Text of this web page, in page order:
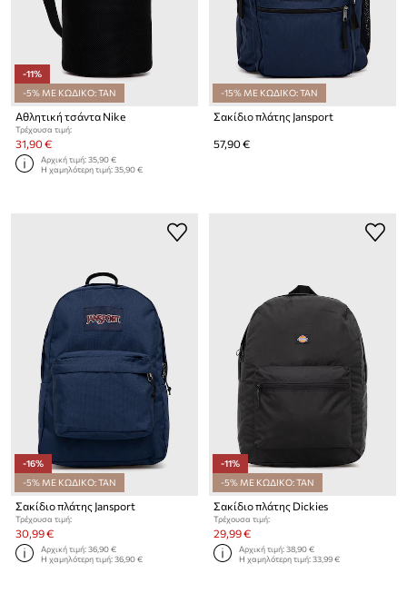
-11%
-5% ΜΕ ΚΩΔΙΚΟ: TAN
Αθλητική τσάντα Nike
Τρέχουσα τιμή:
31,90 €
Αρχική τιμή:35,90 €
Η χαμηλότερη τιμή:35,90 €
-15% ΜΕ ΚΩΔΙΚΟ: TAN
Σακίδιο πλάτης Jansport
57,90 €
-16%
-5% ΜΕ ΚΩΔΙΚΟ: TAN
Σακίδιο πλάτης Jansport
Τρέχουσα τιμή:
30,99 €
Αρχική τιμή:36,90 €
Η χαμηλότερη τιμή:36,90 €
-11%
-5% ΜΕ ΚΩΔΙΚΟ: TAN
Σακίδιο πλάτης Dickies
Τρέχουσα τιμή:
29,99 €
Αρχική τιμή:38,90 €
Η χαμηλότερη τιμή:33,99 €